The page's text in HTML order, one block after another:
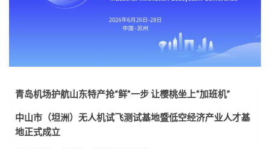
青岛机场护航山东特产抢“鲜”一步 让樱桃坐上“加班机”
中山市（坦洲）无人机试飞测试基地暨低空经济产业人才基
地正式成立